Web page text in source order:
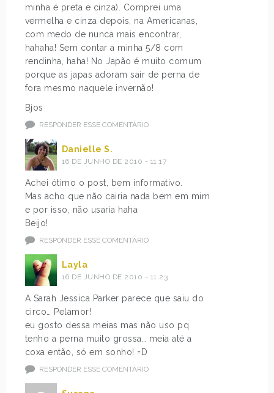
minha é preta e cinza). Comprei uma
vermelha e cinza depois, na Americanas,
com medo de nunca mais encontrar,
hahaha! Sem contar a minha 5/8 com
rendinha, haha! No Japão é muito comum
porque as japas adoram sair de perna de
fora mesmo naquele invernão!
Bjos
RESPONDER ESSE COMENTÁRIO
Danielle S.
16 DE JUNHO DE 2010 - 11:17
Achei ótimo o post, bem informativo.
Mas acho que não cairia nada bem em mim
e por isso, não usaria haha
Beijo!
RESPONDER ESSE COMENTÁRIO
Layla
16 DE JUNHO DE 2010 - 11:23
A Sarah Jessica Parker parece que saiu do
circo… Pelamor!
eu gosto dessa meias mas não uso pq
tenho a perna muito grossa… meia até a
coxa então, só em sonho! =D
RESPONDER ESSE COMENTÁRIO